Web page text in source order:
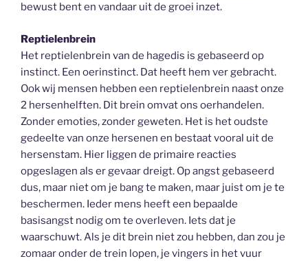
bewust bent en vandaar uit de groei inzet.
Reptielenbrein
Het reptielenbrein van de hagedis is gebaseerd op
instinct. Een oerinstinct. Dat heeft hem ver gebracht.
Ook wij mensen hebben een reptielenbrein naast onze
2 hersenhelften. Dit brein omvat ons oerhandelen.
Zonder emoties, zonder geweten. Het is het oudste
gedeelte van onze hersenen en bestaat vooral uit de
hersenstam. Hier liggen de primaire reacties
opgeslagen als er gevaar dreigt. Op angst gebaseerd
dus, maar niet om je bang te maken, maar juist om je te
beschermen. Ieder mens heeft een bepaalde
basisangst nodig om te overleven. Iets dat je
waarschuwt. Als je dit brein niet zou hebben, dan zou je
zomaar onder de trein lopen, je vingers in het vuur